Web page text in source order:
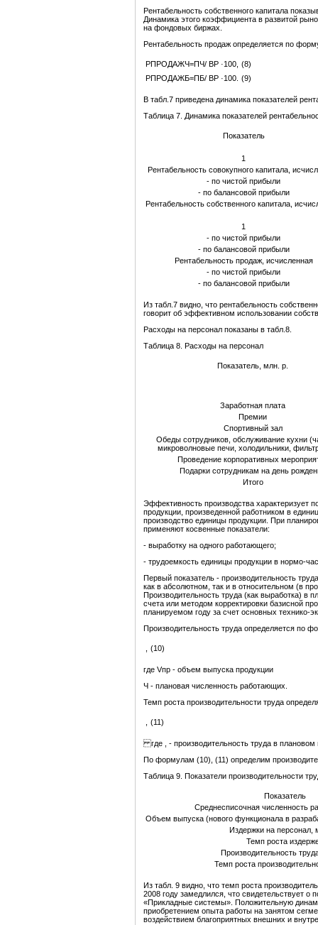
Рентабельность собственного капитала
Динамика этого коэффициента в развитой
на фондовых биржах.
Рентабельность продаж определяется по
РПРОДАЖЧ=ПЧ/ ВР ·100, (8)
РПРОДАЖБ=ПБ/ ВР ·100. (9)
В табл.7 приведена динамика показателей
Таблица 7. Динамика показателей
Показатель
1
Рентабельность совокупного капитала,
- по чистой прибыли
- по балансовой прибыли
Рентабельность собственного капитала,
1
- по чистой прибыли
- по балансовой прибыли
Рентабельность продаж, исчисленная
- по чистой прибыли
- по балансовой прибыли
Из табл.7 видно, что рентабельность
говорит об эффективном использовании
Расходы на персонал показаны в табл.8.
Таблица 8. Расходы на персонал
Показатель, млн. р.
Заработная плата
Премии
Спортивный зал
Обеды сотрудников, обслуживание кухни
микроволновые печи, холодильники,
Проведение корпоративных
Подарки сотрудникам на день
Итого
Эффективность производства характеризует
продукции, произведенной работником в
производство единицы продукции. При
применяют косвенные показатели:
- выработку на одного работающего;
- трудоемкость единицы продукции в нормо-
Первый показатель - производительность
как в абсолютном, так и в относительном (в
Производительность труда (как выработка) в
счета или методом корректировки базисной
планируемом году за счет основных технико-
Производительность труда определяется по
(10)
где Vпр - объем выпуска продукции
Ч - плановая численность работающих.
Темп роста производительности труда
(11)
где , - производительность труда в плановом
По формулам (10), (11) определим
Таблица 9. Показатели производительности
Показатель
Среднесписочная численность
Объем выпуска (нового функционала в
Издержки на персонал,
Темп роста
Производительность
Темп роста
Из табл. 9 видно, что темп роста
2008 году замедлился, что свидетельствует
«Прикладные системы». Положительную
приобретением опыта работы на занятом
воздействием благоприятных внешних и